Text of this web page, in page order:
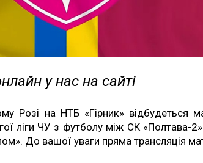
у нас на сайті
Розі на НТБ «Гірник» відбудеться
ліги ЧУ з футболу між СК «Полтава-
До вашої уваги пряма трансляція